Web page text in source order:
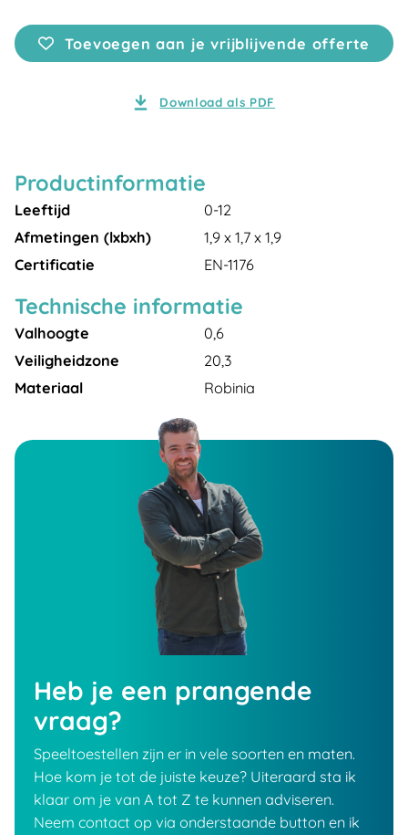
Toevoegen aan je vrijblijvende offerte
Download als PDF
Productinformatie
Leeftijd
0-12
Afmetingen (lxbxh)
1,9 x 1,7 x 1,9
Certificatie
EN-1176
Technische informatie
Valhoogte
0,6
Veiligheidzone
20,3
Materiaal
Robinia
Heb je een prangende
vraag?
Speeltoestellen zijn er in vele soorten en maten.
Hoe kom je tot de juiste keuze? Uiteraard sta ik
klaar om je van A tot Z te kunnen adviseren.
Neem contact op via onderstaande button en ik